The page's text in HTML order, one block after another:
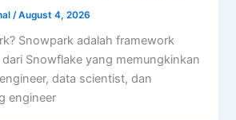
/August 4, 2026
Snowpark adalah framework
Snowflake yang memungkinkan
data scientist, dan
engineer